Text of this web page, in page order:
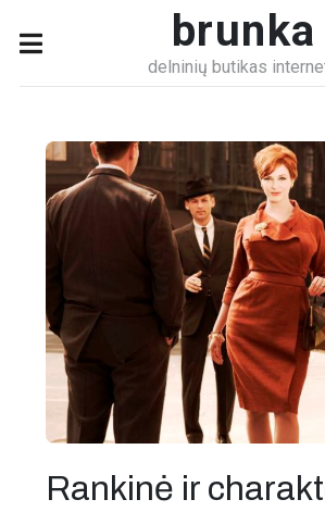
brunka
delninių butikas
Rankinė ir